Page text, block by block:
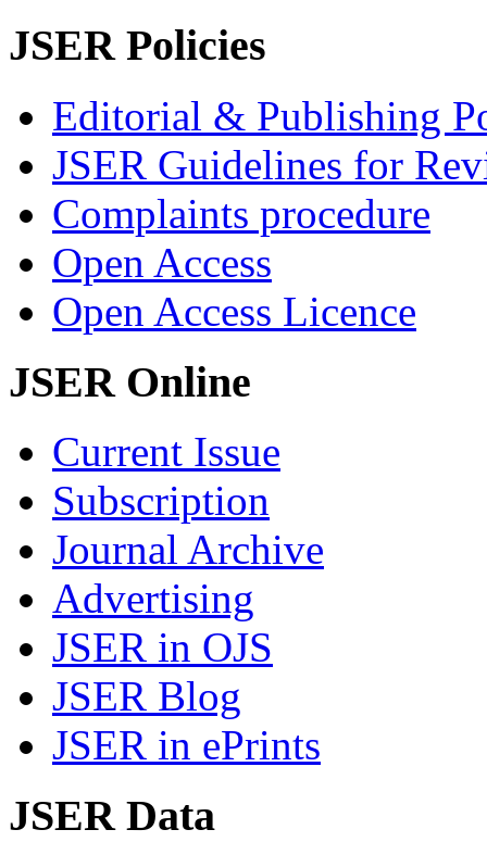
JSER Policies
Editorial & Publishing
JSER Guidelines for
Complaints procedure
Open Access
Open Access Licence
JSER Online
Current Issue
Subscription
Journal Archive
Advertising
JSER in OJS
JSER Blog
JSER in ePrints
JSER Data